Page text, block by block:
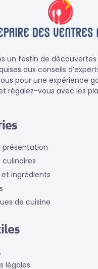
un festin de découvertes
aux conseils
pour une expérience
régalez-vous avec les
présentation
culinaires
et ingrédients
de cuisine
légales